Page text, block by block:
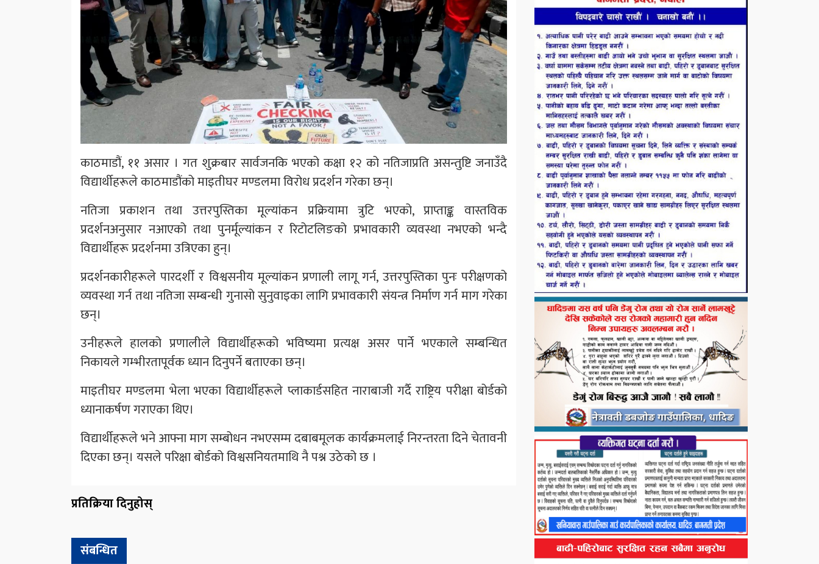
काठमाडौं, ११ असार । गत शुक्रबार सार्वजनकि भएको कक्षा १२ को नतिजाप्रति असन्तुष्टि जनाउँदै
विद्यार्थीहरूले काठमाडौंको माइतीघर मण्डलमा विरोध प्रदर्शन गरेका छन्।
नतिजा प्रकाशन तथा उत्तरपुस्तिका मूल्यांकन प्रक्रियामा त्रुटि भएको, प्राप्ताङ्क वास्तविक
प्रदर्शनअनुसार नआएको तथा पुनर्मूल्यांकन र रिटोटलिङको प्रभावकारी व्यवस्था नभएको भन्दै
विद्यार्थीहरू प्रदर्शनमा उत्रिएका हुन्।
प्रदर्शनकारीहरूले पारदर्शी र विश्वसनीय मूल्यांकन प्रणाली लागू गर्न, उत्तरपुस्तिका पुनः परीक्षणको
व्यवस्था गर्न तथा नतिजा सम्बन्धी गुनासो सुनुवाइका लागि प्रभावकारी संयन्त्र निर्माण गर्न माग गरेका
छन्।
उनीहरूले हालको प्रणालीले विद्यार्थीहरूको भविष्यमा प्रत्यक्ष असर पार्ने भएकाले सम्बन्धित
निकायले गम्भीरतापूर्वक ध्यान दिनुपर्ने बताएका छन्।
माइतीघर मण्डलमा भेला भएका विद्यार्थीहरूले प्लाकार्डसहित नाराबाजी गर्दै राष्ट्रिय परीक्षा बोर्डको
ध्यानाकर्षण गराएका थिए।
विद्यार्थीहरूले भने आफ्ना माग सम्बोधन नभएसम्म दबाबमूलक कार्यक्रमलाई निरन्तरता दिने चेतावनी
दिएका छन्। यसले परिक्षा बोर्डको विश्वसनियतमाथि नै पश्न उठेको छ ।
प्रतिक्रिया दिनुहोस्
संबन्धित